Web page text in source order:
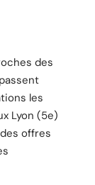
des
les
Lyon (5e)
offres